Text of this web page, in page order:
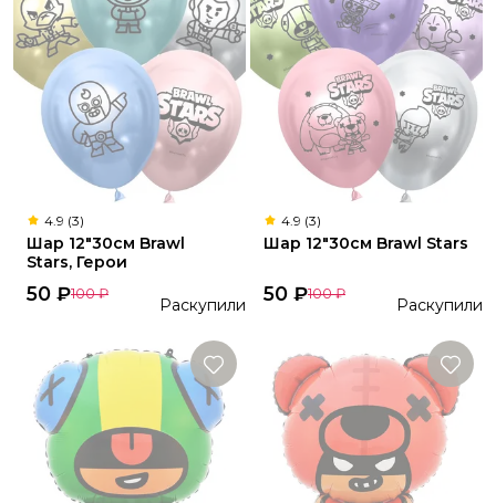
4.9 (3)
Шар 12"30см Brawl
Stars, Герои
50 ₽100 ₽
Раскупили
4.9 (3)
Шар 12"30см Brawl Stars
50 ₽100 ₽
Раскупили